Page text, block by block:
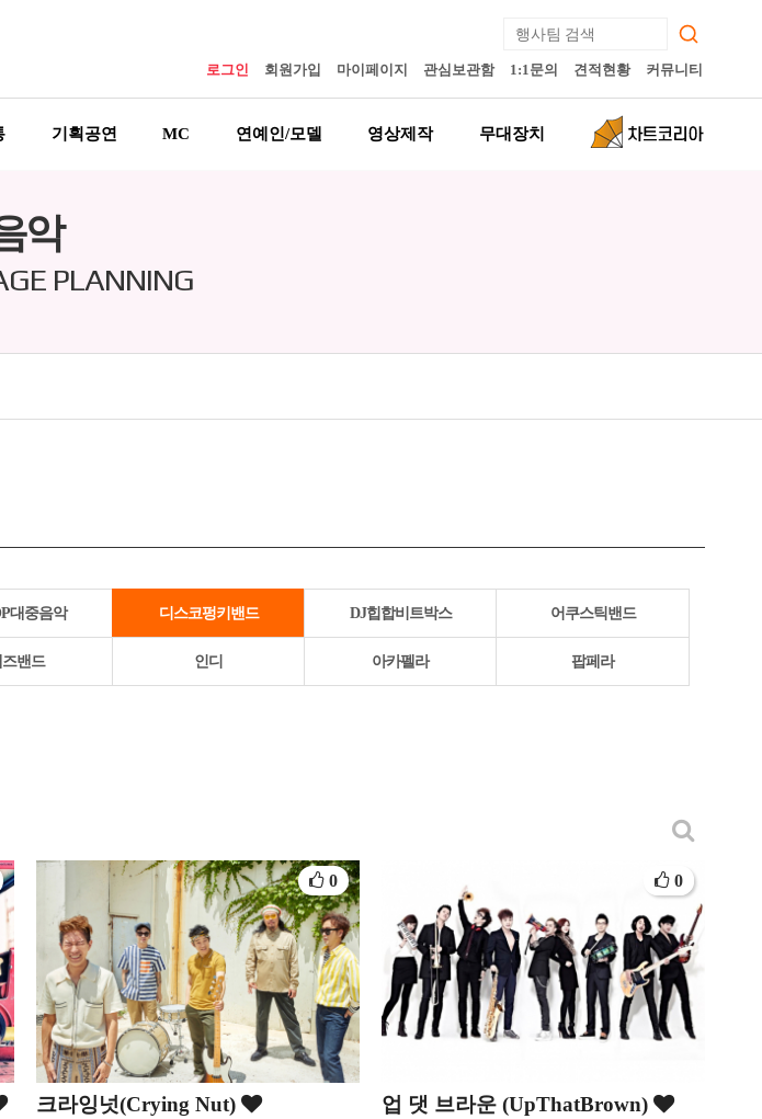
로그인 회원가입 마이페이지 관심보관함 1:1문의 견적현황 커뮤니티
기획공연 MC 연예인/모델 영상제작 무대장치
악
PLANNING
대중음악 디스코펑키밴드 DJ힙합비트박스 어쿠스틱밴드
밴드 인디 아카펠라 팝페라
크라잉넛(Crying Nut)
0
업 댓 브라운 (UpThatBrown)
0